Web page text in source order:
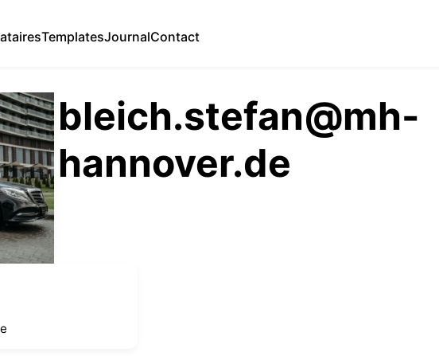
TemplatesJournalContact
bleich.stefan@mh-
hannover.de